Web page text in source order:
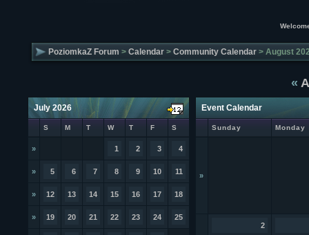
PoziomkaZ Forum > Calendar > Community Calendar > August
«
July 2026
S M T W T F S
» 1 2 3 4
» 5 6 7 8 9 10 11
» 12 13 14 15 16 17 18
» 19 20 21 22 23 24 25
Event Calendar
Sunday Monday
»
2